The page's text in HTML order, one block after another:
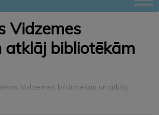
Vidzemes
atklāj bibliotēkām
Vidzemes bibliotekāri un atklāj